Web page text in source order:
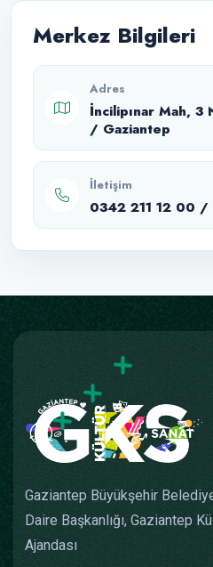
Merkez Bilgileri
Adres
İncilipınar Mah, 3
/ Gaziantep
İletişim
0342 211 12 00 /
Gaziantep Büyükşehir
Daire Başkanlığı, Gaziantep
Ajandası